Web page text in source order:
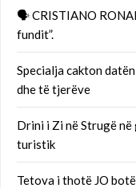
🗣 CRISTIANO
fundit”.
Specialja cakton
dhe të tjerëve
Drini i Zi në Strugë në
turistik
Tetova i thotë JO